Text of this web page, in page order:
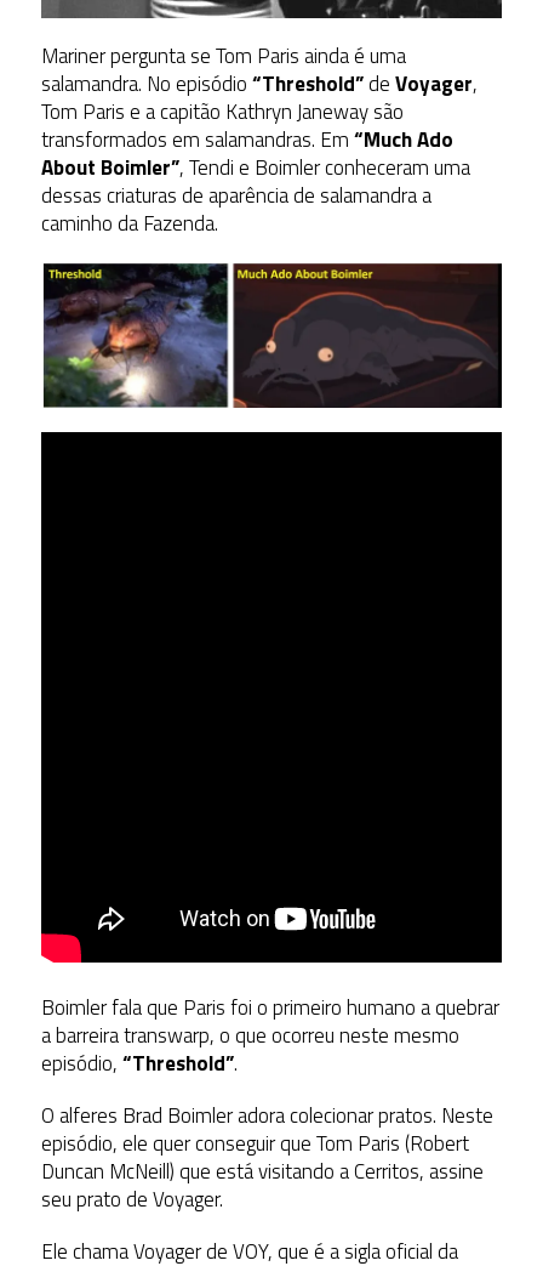
Mariner pergunta se Tom Paris ainda é uma
salamandra. No episódio“Threshold”deVoyager,
Tom Paris e a capitão Kathryn Janeway são
transformados em salamandras. Em“Much Ado
About Boimler”, Tendi e Boimler conheceram uma
dessas criaturas de aparência de salamandra a
caminho da Fazenda.
Boimler fala que Paris foi o primeiro humano a quebrar
a barreira transwarp, o que ocorreu neste mesmo
episódio,“Threshold”.
O alferes Brad Boimler adora colecionar pratos. Neste
episódio, ele quer conseguir que Tom Paris (Robert
Duncan McNeill) que está visitando a Cerritos, assine
seu prato de Voyager.
Ele chama Voyager de VOY, que é a sigla oficial da